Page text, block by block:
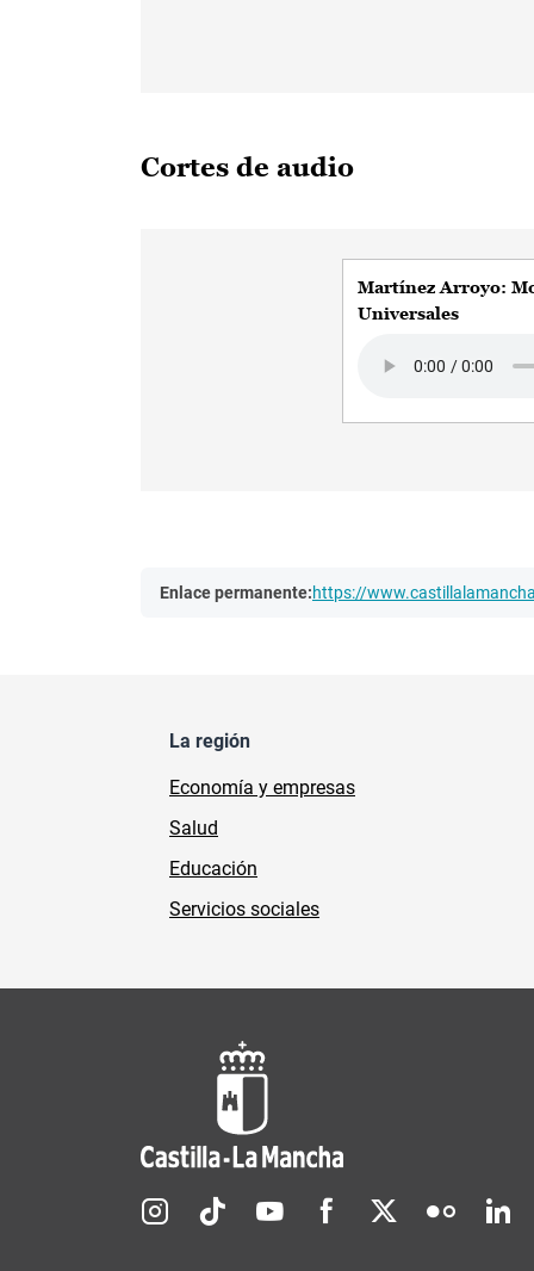
Cortes de audio
Martínez Arroyo:
Universales
Enlace permanente:https://
La región
Economía y empresas
Salud
Educación
Servicios sociales
Redes sociales JCCM